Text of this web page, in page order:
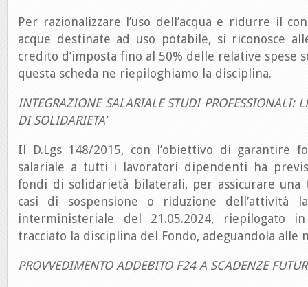
Per razionalizzare l’uso dell’acqua e ridurre il
acque destinate ad uso potabile, si riconosce
credito d’imposta fino al 50% delle relative spese
questa scheda ne riepiloghiamo la disciplina.
INTEGRAZIONE SALARIALE STUDI PROFESSIONALI:
DI SOLIDARIETA’
Il D.Lgs 148/2015, con l’obiettivo di garantire
salariale a tutti i lavoratori dipendenti ha
fondi di solidarietà bilaterali, per assicurare una
casi di sospensione o riduzione dell’attività
interministeriale del 21.05.2024, riepilogato
tracciato la disciplina del Fondo, adeguandola alle
PROVVEDIMENTO ADDEBITO F24 A SCADENZE